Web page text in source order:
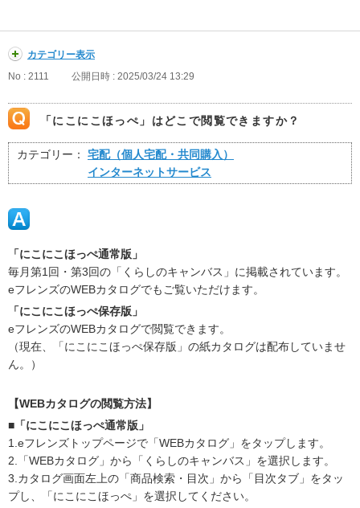
カテゴリー表示
No : 2111
公開日時 : 2025/03/24 13:29
「にこにこほっぺ」はどこで閲覧できますか？
カテゴリー：
宅配（個人宅配・共同購入）
インターネットサービス
「にこにこほっぺ通常版」
毎月第1回・第3回の「くらしのキャンバス」に掲載されています。
eフレンズのWEBカタログでもご覧いただけます。
「にこにこほっぺ保存版」
eフレンズのWEBカタログで閲覧できます。
（現在、「にこにこほっぺ保存版」の紙カタログは配布していませ
ん。）
【WEBカタログの閲覧方法】
■「にこにこほっぺ通常版」
1.eフレンズトップページで「WEBカタログ」をタップします。
2.「WEBカタログ」から「くらしのキャンバス」を選択します。
3.カタログ画面左上の「商品検索・目次」から「目次タブ」をタッ
プし、「にこにこほっぺ」を選択してください。